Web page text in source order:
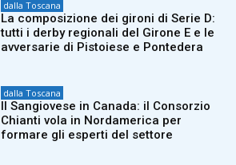
dalla Toscana
La composizione dei gironi di Serie D:
tutti i derby regionali del Girone E e le
avversarie di Pistoiese e Pontedera
dalla Toscana
Il Sangiovese in Canada: il Consorzio
Chianti vola in Nordamerica per
formare gli esperti del settore